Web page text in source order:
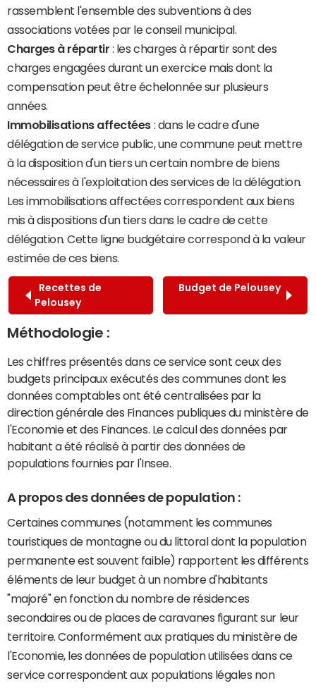
rassemblent l'ensemble des subventions à des
associations votées par le conseil municipal.
Charges à répartir : les charges à répartir sont des
charges engagées durant un exercice mais dont la
compensation peut être échelonnée sur plusieurs
années.
Immobilisations affectées : dans le cadre d'une
délégation de service public, une commune peut mettre
à la disposition d'un tiers un certain nombre de biens
nécessaires à l'exploitation des services de la délégation.
Les immobilisations affectées correspondent aux biens
mis à dispositions d'un tiers dans le cadre de cette
délégation. Cette ligne budgétaire correspond à la valeur
estimée de ces biens.
Recettes de
Pelousey
Budget de Pelousey
Méthodologie :
Les chiffres présentés dans ce service sont ceux des
budgets principaux exécutés des communes dont les
données comptables ont été centralisées par la
direction générale des Finances publiques du ministère de
l'Economie et des Finances. Le calcul des données par
habitant a été réalisé à partir des données de
populations fournies par l'Insee.
A propos des données de population :
Certaines communes (notamment les communes
touristiques de montagne ou du littoral dont la population
permanente est souvent faible) rapportent les différents
éléments de leur budget à un nombre d'habitants
"majoré" en fonction du nombre de résidences
secondaires ou de places de caravanes figurant sur leur
territoire. Conformément aux pratiques du ministère de
l'Economie, les données de population utilisées dans ce
service correspondent aux populations légales non